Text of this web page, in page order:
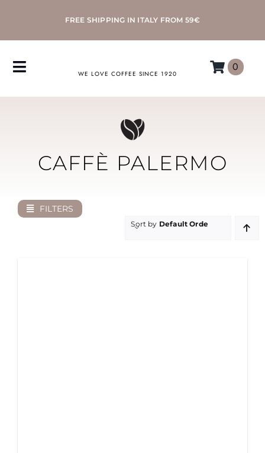
FREE SHIPPING IN ITALY FROM 59€
WE LOVE COFFEE SINCE 1920
Toggle
Navigation
MORETTINO
0
CAFFÈ PALERMO
FILTERS
Sort by Default Order